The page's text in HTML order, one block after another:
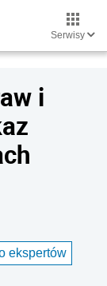
Serwisy
i
ekspertów